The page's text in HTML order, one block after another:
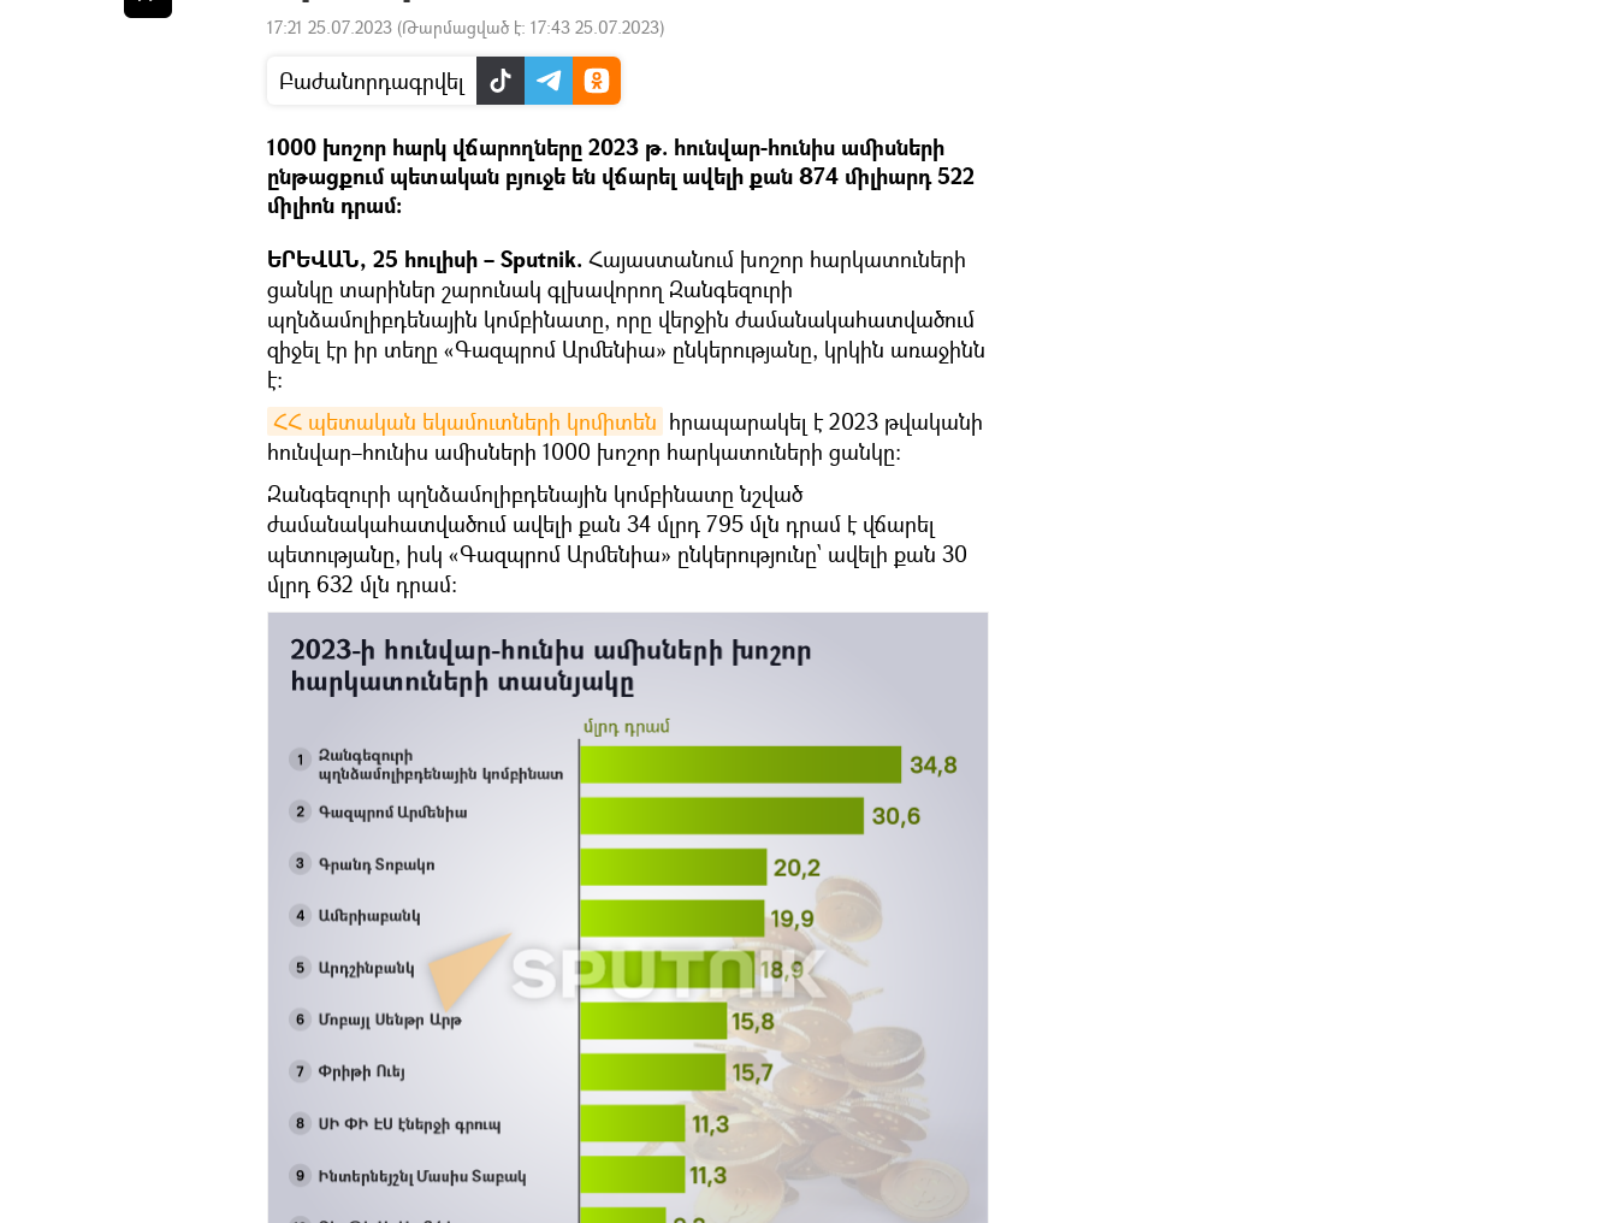
17:21 25.07.2023 (Թարմացված է: 17:43 25.07.2023)
Բաժանորդագրվել
1000 խոշոր հարկ վճարողները 2023 թ. հունվար-հունիս ամիսների
ընթացքում պետական բյուջե են վճարել ավելի քան 874 միլիարդ 522
միլիոն դրամ:
ԵՐԵՎԱՆ, 25 հուլիսի – Sputnik. Հայաստանում խոշոր հարկատուների
ցանկը տարիներ շարունակ գլխավորող Զանգեզուրի
պղնձամոլիբդենային կոմբինատը, որը վերջին ժամանակահատվածում
զիջել էր իր տեղը «Գազպրոմ Արմենիա» ընկերությանը, կրկին առաջինն
է։
ՀՀ պետական եկամուտների կոմիտեն հրապարակել է 2023 թվականի
հունվար–հունիս ամիսների 1000 խոշոր հարկատուների ցանկը։
Զանգեզուրի պղնձամոլիբդենային կոմբինատը նշված
ժամանակահատվածում ավելի քան 34 մլրդ 795 մլն դրամ է վճարել
պետությանը, իսկ «Գազպրոմ Արմենիա» ընկերությունը՝ ավելի քան 30
մլրդ 632 մլն դրամ։